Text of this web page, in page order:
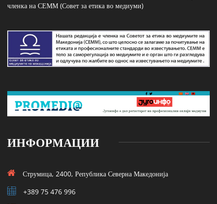
членка на СЕММ (Совет за етика во медиуми)
ИНФОРМАЦИИ
Струмица, 2400, Република Северна Македонија
+389 75 476 996